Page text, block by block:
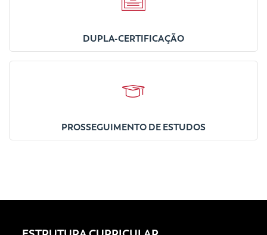
DUPLA-CERTIFICAÇÃO
PROSSEGUIMENTO DE ESTUDOS